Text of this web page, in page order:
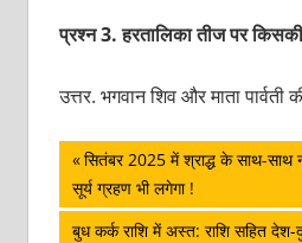
प्रश्‍न 3. हरतालिका तीज पर
उत्तर. भगवान शिव और माता पार्वती
पोस्ट
नेविगेशन
Previous
Post:
सितंबर 2025 में श्राद्ध के साथ-साथ
सूर्य ग्रहण भी लगेगा !
Next
बुध कर्क राशि में अस्त: राशि सहित देश-